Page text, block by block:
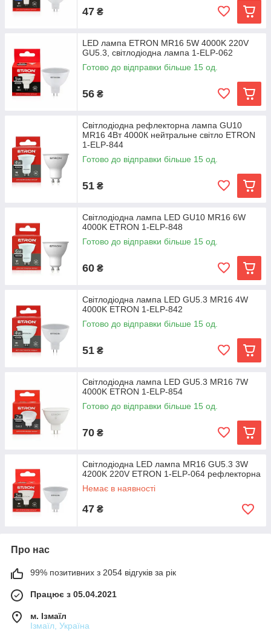
47 ₴
LED лампа ETRON MR16 5W 4000K 220V
GU5.3, світлодіодна лампа 1-ELP-062
Готово до відправки більше 15 од.
56 ₴
Світлодіодна рефлекторна лампа GU10
MR16 4Вт 4000К нейтральне світло ETRON
1-ELP-844
Готово до відправки більше 15 од.
51 ₴
Світлодіодна лампа LED GU10 MR16 6W
4000K ETRON 1-ELP-848
Готово до відправки більше 15 од.
60 ₴
Світлодіодна лампа LED GU5.3 MR16 4W
4000K ETRON 1-ELP-842
Готово до відправки більше 15 од.
51 ₴
Світлодіодна лампа LED GU5.3 MR16 7W
4000K ETRON 1-ELP-854
Готово до відправки більше 15 од.
70 ₴
Світлодіодна LED лампа MR16 GU5.3 3W
4200K 220V ETRON 1-ELP-064 рефлекторна
Немає в наявності
47 ₴
Про нас
99% позитивних з 2054 відгуків за рік
Працює з 05.04.2021
м. Ізмаїл
Ізмаїл, Україна